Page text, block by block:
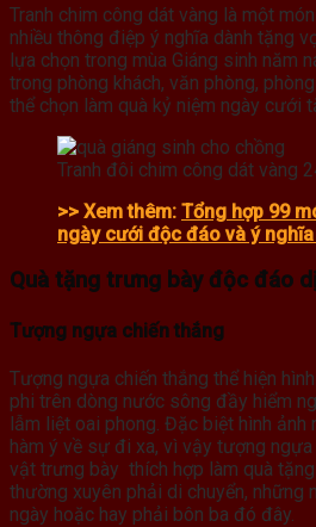
Tranh chim công dát vàng là một
nhiều thông điệp ý nghĩa dành tặng
lựa chọn trong mùa Giáng sinh năm
trong phòng khách, văn phòng,
thể chọn làm quà kỷ niệm ngày cưới
Tranh đôi chim công dát vàng
>> Xem thêm: Tổng hợp 99
ngày cưới độc đáo và ý
Quà tặng trưng bày độc đáo
Tượng ngựa chiến thắng
Tượng ngựa chiến thắng thể hiện
phi trên dòng nước sông đầy hiểm
lẫm liệt oai phong. Đặc biệt hình
hàm ý về sự đi xa, vì vậy tượng
vật trưng bày thích hợp làm quà
thường xuyên phải di chuyển, những
ngày hoặc hay phải bôn ba đó đây.